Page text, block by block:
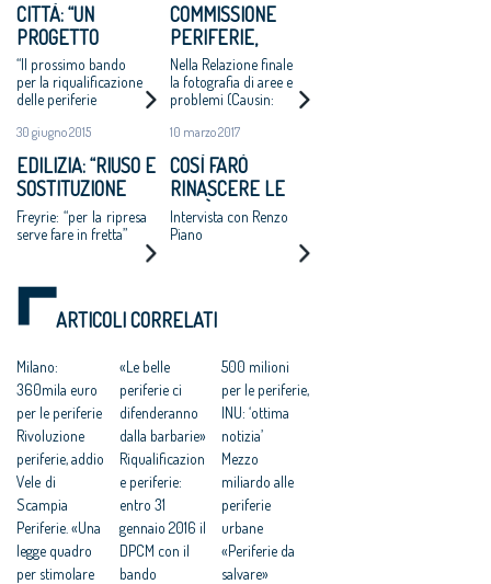
CITTÀ: “UN
PROGETTO
NAZIONALE PER
PENSARE E FARE
IN GRANDE”
“Il prossimo bando
per la riqualificazione
delle periferie
qualità”
30 giugno 2015
EDILIZIA: “RIUSO E
SOSTITUZIONE
EDILIZIA NELLE
PERIFERIE”
Freyrie: “per la ripresa
serve fare in fretta”
COMMISSIONE
PERIFERIE,
MINNITI:
«PROPOSTE DA
CONDIVIDERE:
POLITICHE
INTEGRATE PER
LE CITTÀ»
Nella Relazione finale
la fotografia di aree e
problemi (Causin:
fatte dalla politica») e
il piano per uscirne
10 marzo 2017
COSÌ FARÒ
RINASCERE LE
CITTÀ A RISCHIO
Intervista con Renzo
Piano
ARTICOLI CORRELATI
Milano:
360mila euro
per le periferie
Rivoluzione
periferie, addio
Vele di
Scampia
Periferie. «Una
legge quadro
per stimolare
«Le belle
periferie ci
difenderanno
dalla barbarie»
Riqualificazion
e periferie:
entro 31
gennaio 2016 il
DPCM con il
bando
500 milioni
per le periferie,
INU: ‘ottima
notizia’
Mezzo
miliardo alle
periferie
urbane
«Periferie da
salvare»